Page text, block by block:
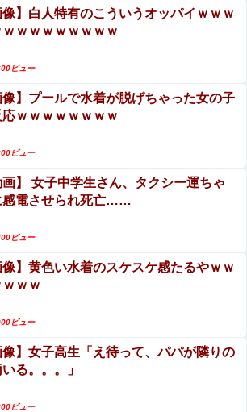
相互RSS
像】白人特有のこういうオッパイｗｗｗ
ｗｗｗｗｗｗｗｗｗ
ビュー
像】プールで水着が脱げちゃった女の子
ｗｗｗｗｗｗｗｗ
ビュー
画】 女子中学生さん、タクシー運ちゃ
感電させられ死亡……
ビュー
像】黄色い水着のスケスケ感たるやｗｗ
ｗｗｗ
ビュー
像】女子高生「え待って、パパが隣りの
る。。。」
ビュー